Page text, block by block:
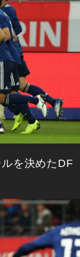
を決めたDF